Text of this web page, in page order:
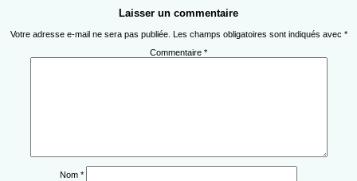
Laisser un commentaire
Votre adresse e-mail ne sera pas publiée. Les champs obligatoires sont indiqués avec *
Commentaire *
Nom *